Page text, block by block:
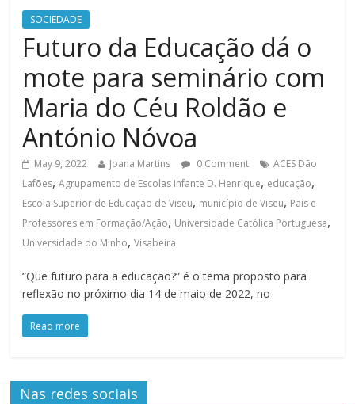
SOCIEDADE
Futuro da Educação dá o
mote para seminário com
Maria do Céu Roldão e
António Nóvoa
May 9, 2022 Joana Martins 0 Comment
ACES Dão
Lafões,Agrupamento de Escolas Infante D. Henrique, educação,
Escola Superior de Educação de Viseu, município de Viseu, Pais e
Professores em Formação/Ação, Universidade Católica Portuguesa,
Universidade do Minho,Visabeira
“Que futuro para a educação?” é o tema proposto para
reflexão no próximo dia 14 de maio de 2022, no
Read more
Nas redes sociais